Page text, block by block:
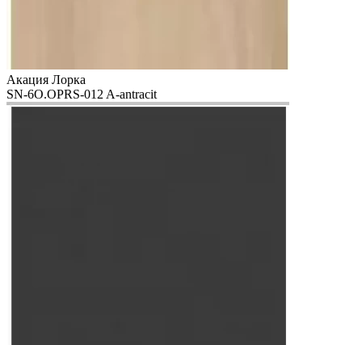
Акация Лорка
SN-6O.OPRS-012 A-antracit